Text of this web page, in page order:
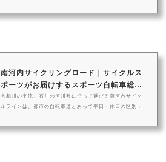
和川の氾濫を防ぐための付け
南河内サイクリングロード｜サイクルス
ポーツがお届けするスポーツ自転車総合
情報...
大和川の支流、石川の河川敷に沿って延びる南河内サイク
ルラインは、都市の自転車道とあって平日・休日の区別な
とする古墳群、江戸の町並みが残る富田林といった見どこ